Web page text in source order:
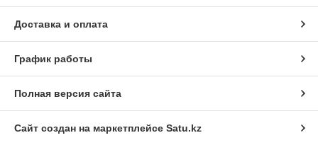
Доставка и оплата
График работы
Полная версия сайта
Сайт создан на маркетплейсе Satu.kz